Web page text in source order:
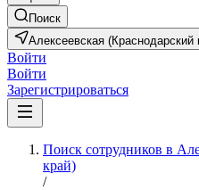
Поиск
Алексеевская (Краснодарский
Войти
Войти
Зарегистрироваться
Поиск сотрудников в
край)
/